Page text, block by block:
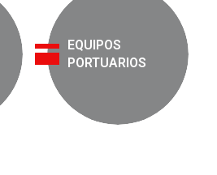
EQUIPOS
PORTUARIOS